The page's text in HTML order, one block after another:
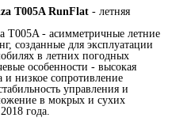
T005A RunFlat - летняя
T005A - асимметричные летние
созданные для эксплуатации
в летних погодных
особенности - высокая
и низкое сопротивление
управления и
в мокрых и сухих
года.